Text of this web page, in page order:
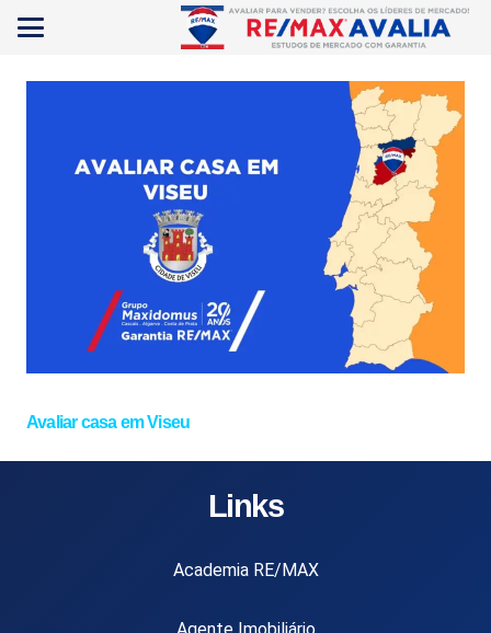
Avaliar casa em Viseu
Links
Academia RE/MAX